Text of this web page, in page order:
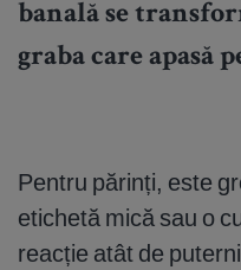
banală se
graba care apasă
Pentru părinți, este
etichetă mică sau o
reacție atât de